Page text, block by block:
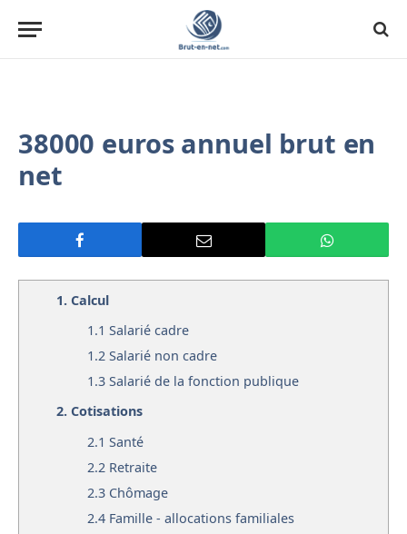
38000 euros annuel brut en
net
1. Calcul
1.1 Salarié cadre
1.2 Salarié non cadre
1.3 Salarié de la fonction publique
2. Cotisations
2.1 Santé
2.2 Retraite
2.3 Chômage
2.4 Famille - allocations familiales